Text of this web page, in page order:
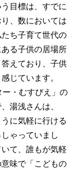
目標は、すでに
、数においては
ち子育て世代の
る子供の居場所
えており、子供
じています。
ー・むすびえ」の
湯浅さんは、
に気軽に行ける
ゃっていまし
て、誰もが気軽
味で「こどもの